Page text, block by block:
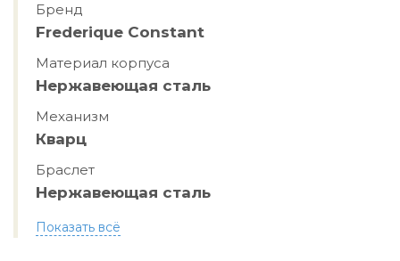
Бренд
Frederique Constant
Материал корпуса
Hержавеющая сталь
Механизм
Кварц
Браслет
Hержавеющая сталь
Показать всё